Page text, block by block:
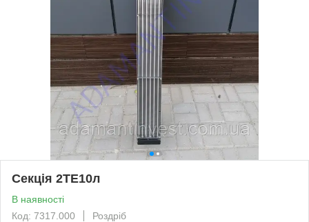
Секція 2ТЕ10л
В наявності
Код: 7317.000
Роздріб